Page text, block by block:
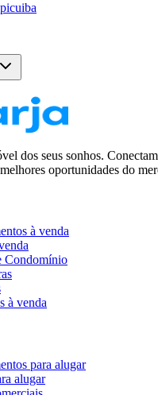
dos seus sonhos.
oportunidades do
à venda
Condomínio
à venda
para alugar
alugar